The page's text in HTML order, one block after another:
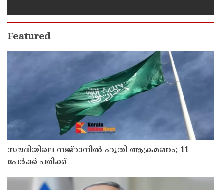
Featured
സൗദിയിലെ നജ്റാനില്‍ ഹൂതി ആക്രമണം; 11
പേര്‍ക്ക് പരിക്ക്